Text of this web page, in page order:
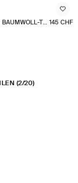
HOSE AUS BAUMWOLL-TWILL MIT WEITEM BEIN 145 CHF
(2/20)
on Pinterest